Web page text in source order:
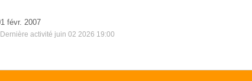
févr. 2007
Dernière activité juin 02 2026 19:00